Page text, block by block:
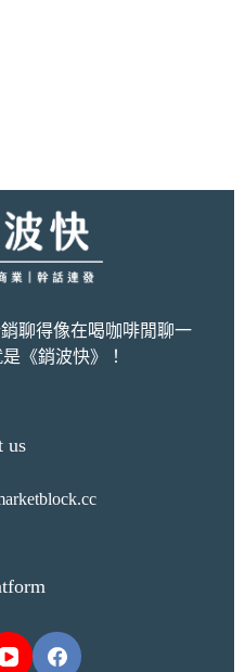
聊得像在喝咖啡閒聊一
《銷波快》！
us